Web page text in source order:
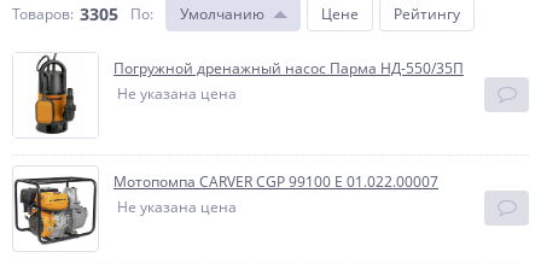
Товаров: 3305 По: Умолчанию Цене Рейтингу
Погружной дренажный насос Парма НД-550/35П
Не указана цена
Мотопомпа CARVER CGP 99100 E 01.022.00007
Не указана цена